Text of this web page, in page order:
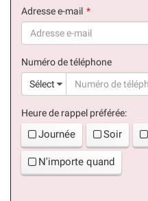
Adresse e-mail
Numéro de téléphone
Sélect
Heure de rappel préférée:
Journée Soir
N'importe quand